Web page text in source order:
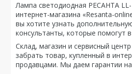
Лампа светодиодная РЕСАНТА
интернет-магазина «Resanta-
вы хотите узнать
консультанты, которые помогут
Склад, магазин и сервисный
забрать товар, купленный в
продавцами. Мы даем гарантии